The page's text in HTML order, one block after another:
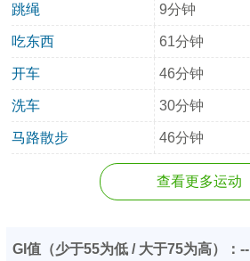
跳绳 9分钟
吃东西 61分钟
开车 46分钟
洗车 30分钟
马路散步 46分钟
查看更多运动
GI值（少于55为低 / 大于75为高）：--